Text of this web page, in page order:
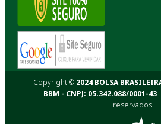
Copyright © 2024 BOLSA
BBM - CNPJ: 05.342.088/0001-43
reservados.